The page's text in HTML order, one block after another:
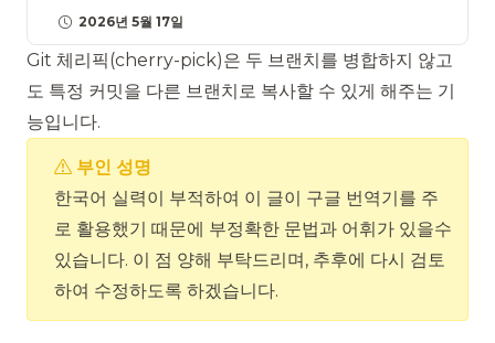
Git 체리픽(cherry-pick)은 두 브랜치를 병합하지 않고
도 특정 커밋을 다른 브랜치로 복사할 수 있게 해주는 기
능입니다.
부인 성명
한국어 실력이 부적하여 이 글이 구글 번역기를 주
로 활용했기 때문에 부정확한 문법과 어휘가 있을수
있습니다. 이 점 양해 부탁드리며, 추후에 다시 검토
하여 수정하도록 하겠습니다.
2026년 5월 17일